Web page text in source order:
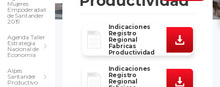
Mujeres
Empoderadas
de Santander
2019
Agenda Taller
Estrategia
Nacional de
Economía
Alpes
Santander
Productivo
Indicaciones
Registro
Regional
Fabricas
Productividad
Indicaciones
Registro
Regional